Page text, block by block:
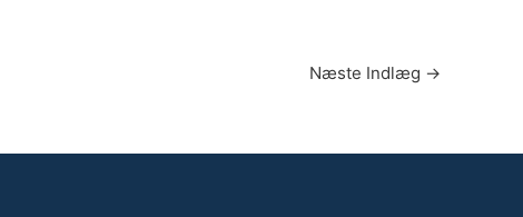
Næste Indlæg →